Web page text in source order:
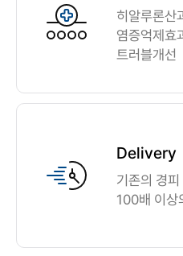
히알루론산
염증억제효
트러블개선
Delivery
기존의 경
100배 이상